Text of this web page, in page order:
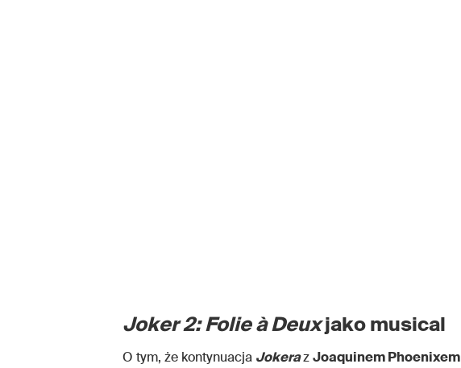
Joker 2: Folie à Deuxjako musical
O tym, że kontynuacja JokerazJoaquinem Phoenixem